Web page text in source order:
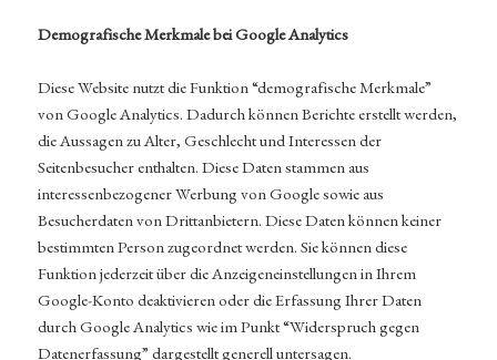
Demografische Merkmale bei Google Analytics
Diese Website nutzt die Funktion “demografische Merkmale”
von Google Analytics. Dadurch können Berichte erstellt werden,
die Aussagen zu Alter, Geschlecht und Interessen der
Seitenbesucher enthalten. Diese Daten stammen aus
interessenbezogener Werbung von Google sowie aus
Besucherdaten von Drittanbietern. Diese Daten können keiner
bestimmten Person zugeordnet werden. Sie können diese
Funktion jederzeit über die Anzeigeneinstellungen in Ihrem
Google-Konto deaktivieren oder die Erfassung Ihrer Daten
durch Google Analytics wie im Punkt “Widerspruch gegen
Datenerfassung” dargestellt generell untersagen.